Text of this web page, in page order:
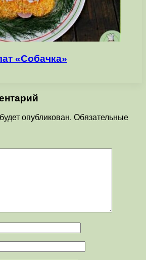
«Собачка»
опубликован. Обязательные